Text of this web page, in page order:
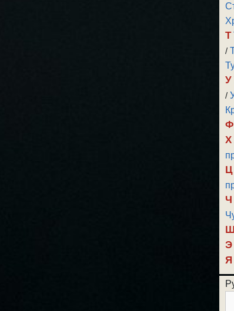
Т
/
У
/
Ф
Х
Ц
Ч
Ш
Э
Я